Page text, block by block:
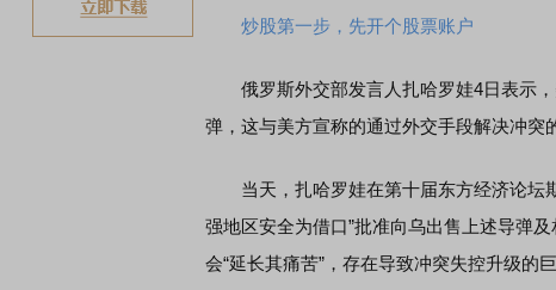
炒股第一步，先开个股票账户
俄罗斯外交部发言人扎哈罗娃4日表示，
弹，这与美方宣称的通过外交手段解决冲突
当天，扎哈罗娃在第十届东方经济论坛
强地区安全为借口”批准向乌出售上述导弹
会“延长其痛苦”，存在导致冲突失控升级的巨